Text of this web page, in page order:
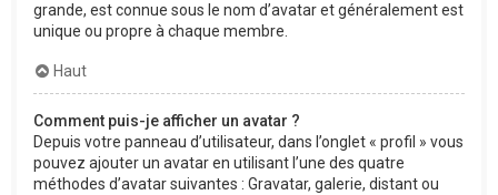
grande, est connue sous le nom d’avatar et généralement est
unique ou propre à chaque membre.
Haut
Comment puis-je afficher un avatar ?
Depuis votre panneau d’utilisateur, dans l’onglet « profil » vous
pouvez ajouter un avatar en utilisant l’une des quatre
méthodes d’avatar suivantes : Gravatar, galerie, distant ou